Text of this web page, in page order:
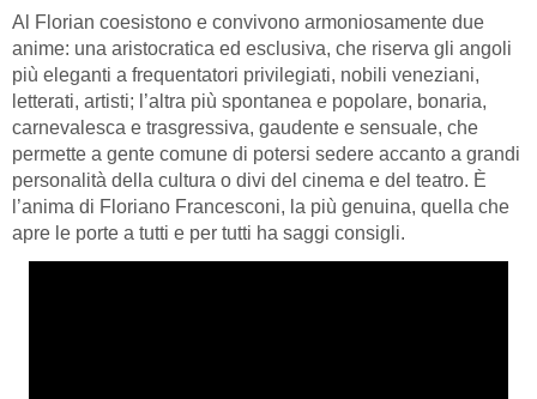
Al Florian coesistono e convivono armoniosamente due
anime: una aristocratica ed esclusiva, che riserva gli angoli
più eleganti a frequentatori privilegiati, nobili veneziani,
letterati, artisti; l’altra più spontanea e popolare, bonaria,
carnevalesca e trasgressiva, gaudente e sensuale, che
permette a gente comune di potersi sedere accanto a grandi
personalità della cultura o divi del cinema e del teatro. È
l’anima di Floriano Francesconi, la più genuina, quella che
apre le porte a tutti e per tutti ha saggi consigli.